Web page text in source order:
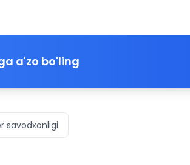
a'zo bo'ling
savodxonligi